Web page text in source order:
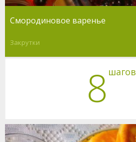
Смородиновое варенье
Закрутки
8 шагов